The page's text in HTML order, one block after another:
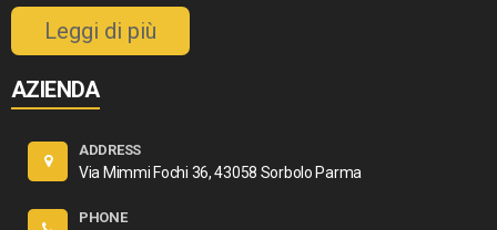
Leggi di più
AZIENDA
ADDRESS
Via Mimmi Fochi 36, 43058 Sorbolo Parma
PHONE